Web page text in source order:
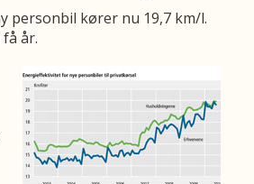
personbil kører nu 19,7 km/l.
år.